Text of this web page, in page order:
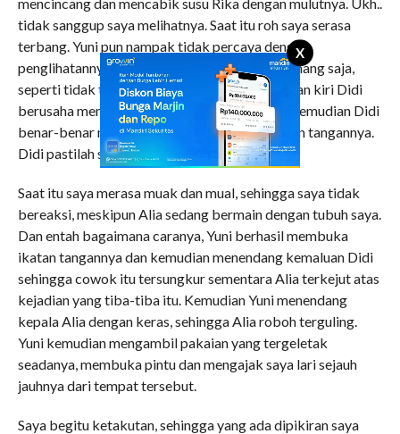
X
tidak sanggup saya melihatnya. Saat itu roh saya serasa
terbang. Yuni pun nampak tidak percaya dengan
penglihatannya. Hanya Alia tampak tenang-tenang saja,
seperti tidak terjadi apa-apa. Selanjutnya tangan kiri Didi
berusaha membetot susu Rika yang lain. Dan kemudian Didi
benar-benar mencabik-cabik susu Rika dengan tangannya.
Didi pastilah seorang psikopat seks.
Saat itu saya merasa muak dan mual, sehingga saya tidak
bereaksi, meskipun Alia sedang bermain dengan tubuh saya.
Dan entah bagaimana caranya, Yuni berhasil membuka
ikatan tangannya dan kemudian menendang kemaluan Didi
sehingga cowok itu tersungkur sementara Alia terkejut atas
kejadian yang tiba-tiba itu. Kemudian Yuni menendang
kepala Alia dengan keras, sehingga Alia roboh terguling.
Yuni kemudian mengambil pakaian yang tergeletak
seadanya, membuka pintu dan mengajak saya lari sejauh
jauhnya dari tempat tersebut.
Saya begitu ketakutan, sehingga yang ada dipikiran saya